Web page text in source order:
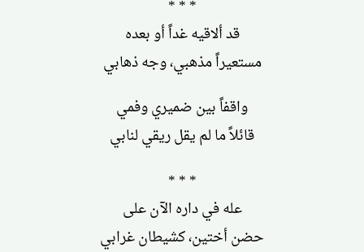
* * *
قد ألاقيه غداً أو بعده
مستعيراً مذهبي، وجه ذهابي
واقفاً بين ضميري وفمي
قائلاً ما لم يقل ريقي لنابي
* * *
عله في داره الآن على
حضن أختين، كشيطان غرابي